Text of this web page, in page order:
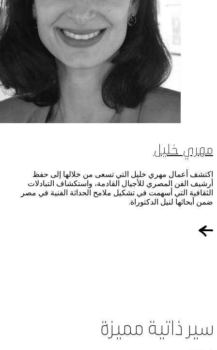
مهري خليل
اكتشف أعمال مهري خليل التي تسعى من خلالها إلى حفظ
أرشيف الفن المصري للأجيال القادمة، واستكشاف التبادلات
الثقافية التي أسهمت في تشكيل ملامح الحداثة الفنية في مصر
ضمن أبحاثها لنيل الدكتوراة.
سير ذاتية مميزة
استضافة الفعاليات
سهولة الوصول والحركة
الشروط والأحكام
سياسة ملفات تعريف الارتباط